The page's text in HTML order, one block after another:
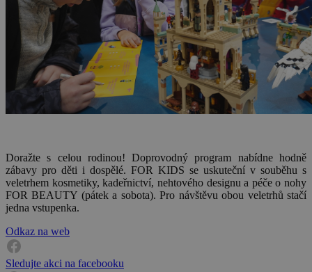
Doražte s celou rodinou! Doprovodný program nabídne hodně
zábavy pro děti i dospělé. FOR KIDS se uskuteční v souběhu s
veletrhem kosmetiky, kadeřnictví, nehtového designu a péče o nohy
FOR BEAUTY (pátek a sobota). Pro návštěvu obou veletrhů stačí
jedna vstupenka.
Odkaz na web
Sledujte akci na facebooku